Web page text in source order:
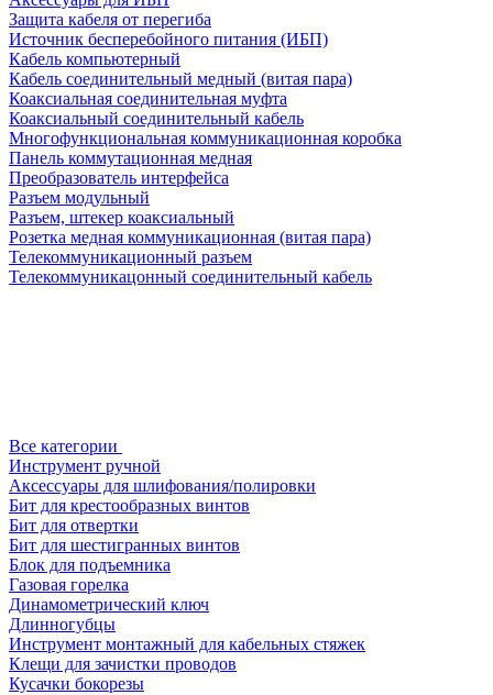
Защита кабеля от перегиба
Источник бесперебойного питания (ИБП)
Кабель компьютерный
Кабель соединительный медный (витая пара)
Коаксиальная соединительная муфта
Коаксиальный соединительный кабель
Многофункциональная коммуникационная коробка
Панель коммутационная медная
Преобразователь интерфейса
Разъем модульный
Разъем, штекер коаксиальный
Розетка медная коммуникационная (витая пара)
Телекоммуникационный разъем
Телекоммуникацонный соединительный кабель
Все категории
Инструмент ручной
Аксессуары для шлифования/полировки
Бит для крестообразных винтов
Бит для отвертки
Бит для шестигранных винтов
Блок для подъемника
Газовая горелка
Динамометрический ключ
Длинногубцы
Инструмент монтажный для кабельных стяжек
Клещи для зачистки проводов
Кусачки бокорезы